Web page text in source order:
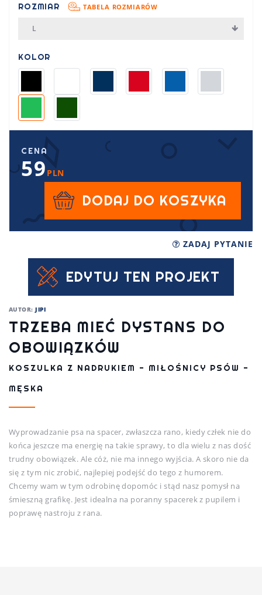
AUTOR:JIPI
TRZEBA MIEĆ DYSTANS DO
OBOWIĄZKÓW
KOSZULKA Z NADRUKIEM - MIŁOŚNICY PSÓW -
MĘSKA
Wyprowadzanie psa na spacer, zwłaszcza rano, kiedy człek nie do
końca jeszcze ma energię na takie sprawy, to dla wielu z nas dość
trudny obowiązek. Ale cóż, nie ma innego wyjścia. A skoro nie da
się z tym nic zrobić, najlepiej podejść do tego z humorem.
Chcemy wam w tym odrobinę dopomóc i stąd nasz pomysł na
śmieszną grafikę. Jest idealna na poranny spacerek z pupilem i
poprawę nastroju z rana.
ROZMIAR TABELA ROZMIARÓW
L
KOLOR
CENA
59PLN
DODAJ DO KOSZYKA
ZADAJ PYTANIE
EDYTUJ TEN PROJEKT